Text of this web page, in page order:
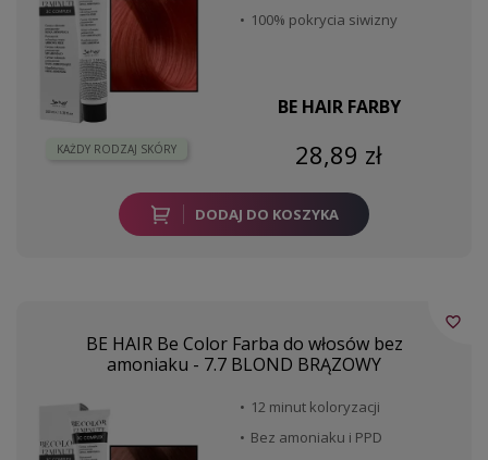
KAŻDY RODZAJ SKÓRY
100% pokrycia siwizny
BE HAIR FARBY
28,89 zł
DODAJ DO KOSZYKA
BE HAIR Be Color Farba do włosów bez
amoniaku - 7.7 BLOND BRĄZOWY
12 minut koloryzacji
Bez amoniaku i PPD
favorite_border